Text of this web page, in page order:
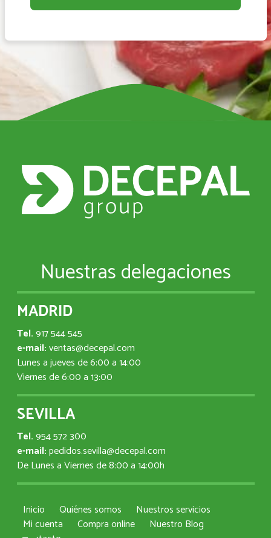
Nuestras delegaciones
MADRID
Tel.917 544 545
e-mail:ventas@decepal.com
Lunes a jueves de 6:00 a 14:00
Viernes de 6:00 a 13:00
SEVILLA
Tel.954 572 300
e-mail:pedidos.sevilla@decepal.com
De Lunes a Viernes de 8:00 a 14:00h
Inicio Quiénes somos
Nuestros servicios
Mi cuenta
Compra online
Nuestro Blog